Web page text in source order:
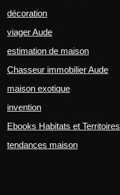
décoration
viager Aude
estimation de maison
Chasseur immobilier Aude
maison exotique
invention
Ebooks Habitats et Territoires
tendances maison